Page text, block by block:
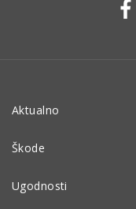
Aktualno
Škode
Ugodnosti